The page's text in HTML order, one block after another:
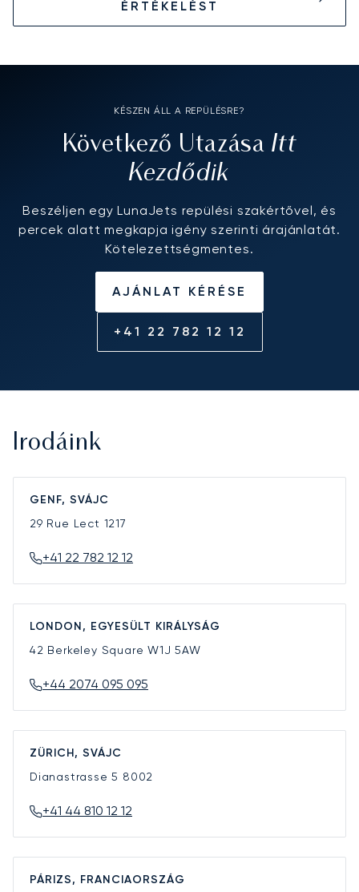
ÉRTÉKELÉST
KÉSZEN ÁLL A REPÜLÉSRE?
Következő Utazása Itt
Kezdődik
Beszéljen egy LunaJets repülési szakértővel, és
percek alatt megkapja igény szerinti árajánlatát.
Kötelezettségmentes.
AJÁNLAT KÉRÉSE
+41 22 782 12 12
Irodáink
GENF, SVÁJC
29 Rue Lect 1217
+41 22 782 12 12
LONDON, EGYESÜLT KIRÁLYSÁG
42 Berkeley SquareW1J 5AW
+44 2074 095 095
ZÜRICH, SVÁJC
Dianastrasse 5 8002
+41 44 810 12 12
PÁRIZS, FRANCIAORSZÁG